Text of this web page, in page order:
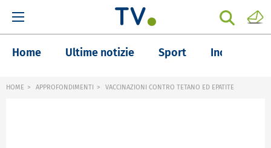
Home Ultime notizie Sport Inchieste
HOME APPROFONDIMENTI VACCINAZIONI CONTRO TETANO ED EPATITE